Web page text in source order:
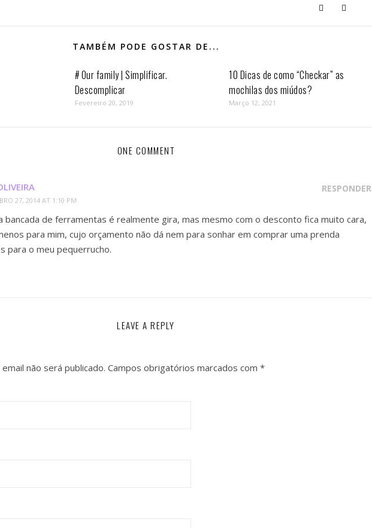
TAMBÉM PODE GOSTAR DE...
# Our family | Simplificar.
Descomplicar
Fevereiro 20, 2019
10 Dicas de como “Checkar” as
mochilas dos miúdos?
Março 12, 2021
ONE COMMENT
27, 2014 AT 1:10 PM
RESPONDER
bancada de ferramentas é realmente gira, mas mesmo com o desconto fica muito cara,
para mim, cujo orçamento não dá nem para sonhar em comprar uma prenda
para o meu pequerrucho.
LEAVE A REPLY
não será publicado. Campos obrigatórios marcados com *